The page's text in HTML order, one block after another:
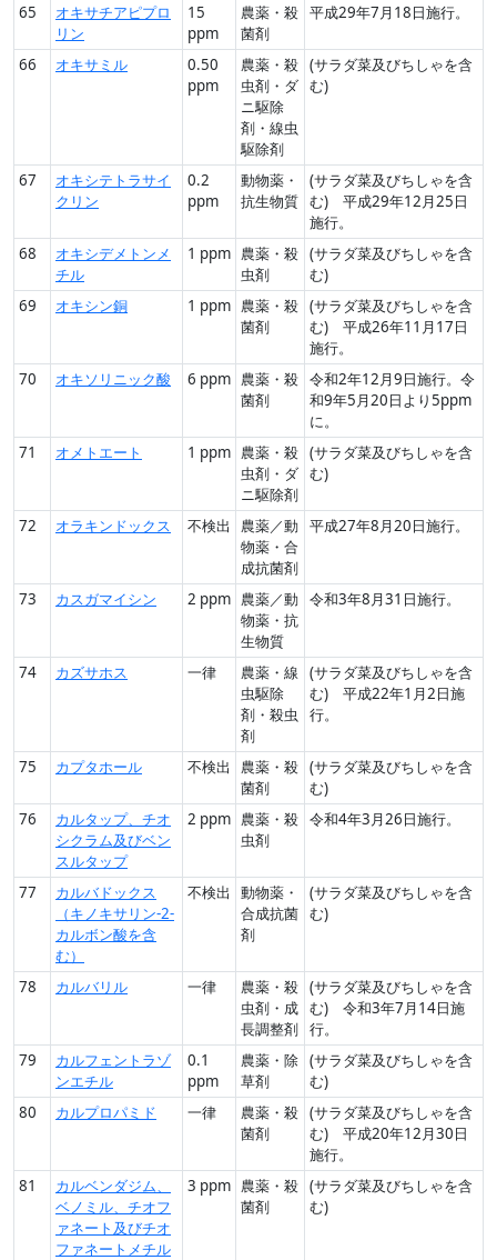
65
オキサチアピプロ
リン
15
ppm
農薬・殺
菌剤
平成29年7月18日施行。
66 オキサミル
0.50
ppm
農薬・殺
虫剤・ダ
ニ駆除
剤・線虫
駆除剤
(サラダ菜及びちしゃを含
む)
67
オキシテトラサイ
クリン
0.2
ppm
動物薬・
抗生物質
(サラダ菜及びちしゃを含
む) 平成29年12月25日
施行。
68
オキシデメトンメ
チル
1 ppm 農薬・殺
虫剤
(サラダ菜及びちしゃを含
む)
69
オキシン銅 1 ppm 農薬・殺
菌剤
(サラダ菜及びちしゃを含
む) 平成26年11月17日
施行。
70
オキソリニック酸 6 ppm 農薬・殺
菌剤
令和2年12月9日施行。令
和9年5月20日より5ppm
に。
71
オメトエート 1 ppm 農薬・殺
虫剤・ダ
ニ駆除剤
(サラダ菜及びちしゃを含
む)
72 オラキンドックス 不検出
農薬／動
物薬・合
成抗菌剤
平成27年8月20日施行。
73 カスガマイシン 2 ppm 農薬／動
物薬・抗
生物質
令和3年8月31日施行。
74 カズサホス 一律
農薬・線
虫駆除
剤・殺虫
剤
(サラダ菜及びちしゃを含
む) 平成22年1月2日施
行。
75 カプタホール 不検出
農薬・殺
菌剤
(サラダ菜及びちしゃを含
む)
76
カルタップ、チオ
シクラム及びベン
スルタップ
2 ppm 農薬・殺
虫剤
令和4年3月26日施行。
77
カルバドックス
（キノキサリン-2-
カルボン酸を含
む）
不検出
動物薬・
合成抗菌
剤
(サラダ菜及びちしゃを含
む)
78 カルバリル 一律
農薬・殺
虫剤・成
長調整剤
(サラダ菜及びちしゃを含
む) 令和3年7月14日施
行。
79
カルフェントラゾ
ンエチル
0.1
ppm
農薬・除
草剤
(サラダ菜及びちしゃを含
む)
80
カルプロパミド 一律
農薬・殺
菌剤
(サラダ菜及びちしゃを含
む) 平成20年12月30日
施行。
81
カルベンダジム、
ベノミル、チオフ
ァネート及びチオ
ファネートメチル
3 ppm 農薬・殺
菌剤
(サラダ菜及びちしゃを含
む)